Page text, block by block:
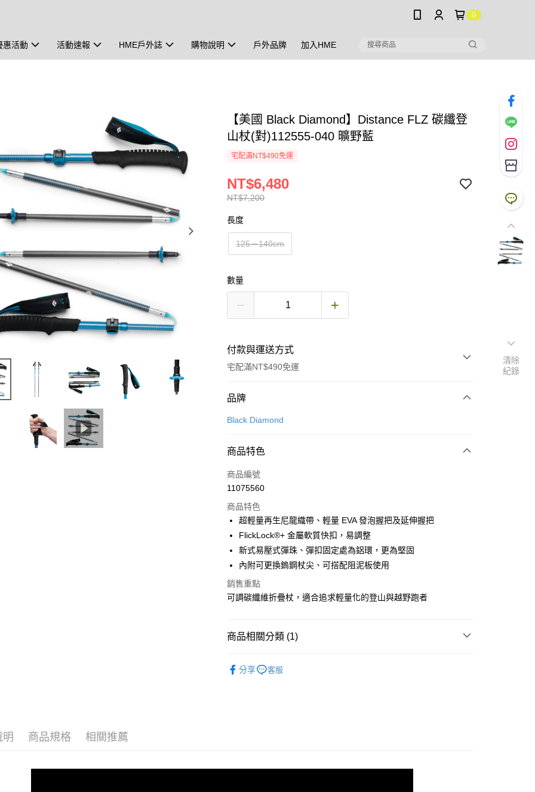
0
惠活動 活動速報 HME戶外誌 購物說明 戶外品牌 加入HME
【美國 Black Diamond】Distance FLZ 碳纖登
山杖(對)112555-040 曠野藍
宅配滿NT$490免運
NT$7,200
NT$6,480
長度
125－140cm
數量
付款與運送方式
宅配滿NT$490免運
付款方式
信用卡一次付款
合作金庫商業銀行
華南商業銀行
上海商業儲蓄銀行
國泰世華商業銀行
兆豐國際商業銀行
臺灣中小企業銀行
台中商業銀行
聯邦商業銀行
遠東國際商業銀行
元大商業銀行
永豐商業銀行
玉山商業銀行
台新國際商業銀行
中國信託商業銀行
LINE Pay
Apple Pay
ATM付款
運送方式
宅配
每筆NT$80，滿NT$490(含以上)免運費
每筆NT$80，滿NT$490(含以上)免運費
付款後門市自取
品牌
Black Diamond
商品特色
商品編號
11075560
商品特色
超輕量再生尼龍織帶、輕量 EVA 發泡握把及延伸握把
FlickLock®+ 金屬軟質快扣，易調整
新式易壓式彈珠、彈扣固定處為鋁環，更為堅固
內附可更換鎢鋼杖尖、可搭配阻泥板使用
銷售重點
可調碳纖維折疊杖，適合追求輕量化的登山與越野跑者
商品相關分類 (1)
分享
客服
明 商品規格 相關推薦
清除
紀錄